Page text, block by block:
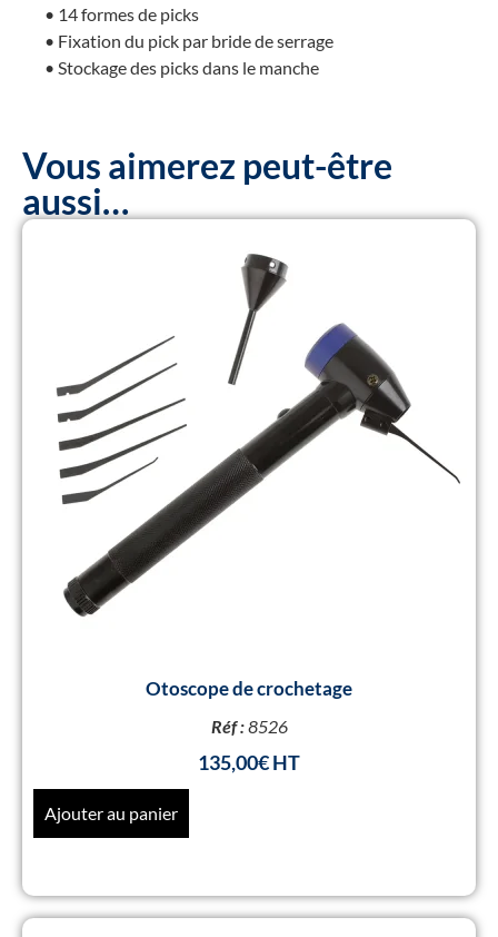
• 14 formes de picks
• Fixation du pick par bride de serrage
• Stockage des picks dans le manche
Vous aimerez peut-être
aussi…
Otoscope de crochetage
Réf :8526
135,00€
Ajouter au panier